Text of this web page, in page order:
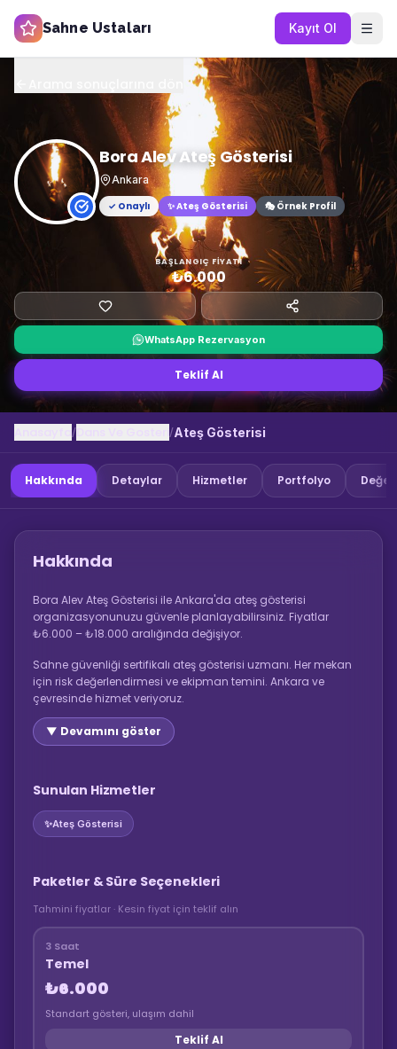
Sahne Ustaları Kayıt Ol
Bora Alev Ateş Gösterisi
Ankara
✓ Onaylı
✨Ateş Gösterisi 🎭 Örnek Profil
BAŞLANGIÇ FIYATI
₺6.000
WhatsApp Rezervasyon
Teklif Al
/ /Ateş Gösterisi
Hakkında Detaylar Hizmetler Portfolyo
Hakkında
Bora Alev Ateş Gösterisi ile Ankara'da ateş gösterisi
organizasyonunuzu güvenle planlayabilirsiniz. Fiyatlar
₺6.000 – ₺18.000 aralığında değişiyor.
Sahne güvenliği sertifikalı ateş gösterisi uzmanı. Her mekan
için risk değerlendirmesi ve ekipman temini. Ankara ve
çevresinde hizmet veriyoruz.
▼ Devamını göster
Sunulan Hizmetler
✨Ateş Gösterisi
Paketler & Süre Seçenekleri
Tahmini fiyatlar · Kesin fiyat için teklif alın
3 Saat
Temel
₺6.000
Standart gösteri, ulaşım dahil
Teklif Al